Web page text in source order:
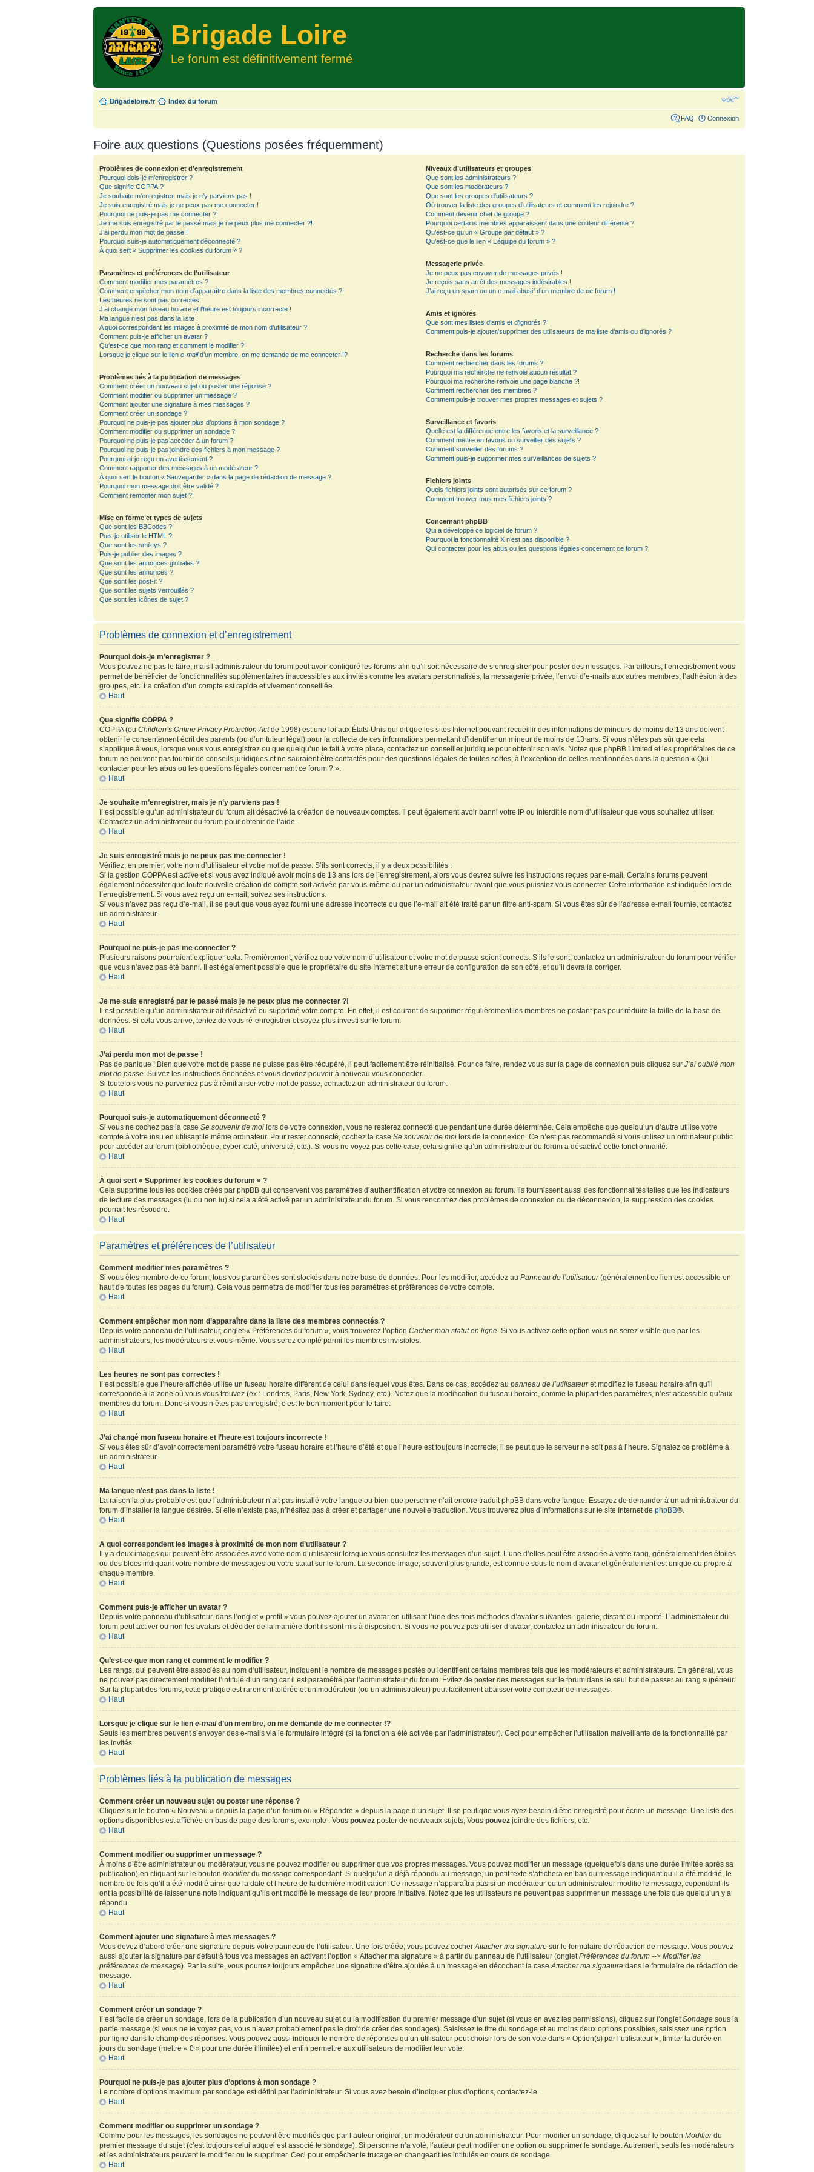
Brigade Loire
Le forum est définitivement fermé
Brigadeloire.fr Index du forum
FAQ Connexion
Foire aux questions (Questions posées fréquemment)
Problèmes de connexion et d’enregistrement
Pourquoi dois-je m’enregistrer ?
Que signifie COPPA ?
Je souhaite m’enregistrer, mais je n’y parviens pas !
Je suis enregistré mais je ne peux pas me connecter !
Pourquoi ne puis-je pas me connecter ?
Je me suis enregistré par le passé mais je ne peux plus me connecter ?!
J’ai perdu mon mot de passe !
Pourquoi suis-je automatiquement déconnecté ?
À quoi sert « Supprimer les cookies du forum » ?
Paramètres et préférences de l’utilisateur
Comment modifier mes paramètres ?
Comment empêcher mon nom d’apparaître dans la liste des membres connectés ?
Les heures ne sont pas correctes !
J’ai changé mon fuseau horaire et l’heure est toujours incorrecte !
Ma langue n’est pas dans la liste !
A quoi correspondent les images à proximité de mon nom d’utilisateur ?
Comment puis-je afficher un avatar ?
Qu’est-ce que mon rang et comment le modifier ?
Lorsque je clique sur le liene-maild’un membre, on me demande de me connecter !?
Problèmes liés à la publication de messages
Comment créer un nouveau sujet ou poster une réponse ?
Comment modifier ou supprimer un message ?
Comment ajouter une signature à mes messages ?
Comment créer un sondage ?
Pourquoi ne puis-je pas ajouter plus d’options à mon sondage ?
Comment modifier ou supprimer un sondage ?
Pourquoi ne puis-je pas accéder à un forum ?
Pourquoi ne puis-je pas joindre des fichiers à mon message ?
Pourquoi ai-je reçu un avertissement ?
Comment rapporter des messages à un modérateur ?
À quoi sert le bouton « Sauvegarder » dans la page de rédaction de message ?
Pourquoi mon message doit être validé ?
Comment remonter mon sujet ?
Mise en forme et types de sujets
Que sont les BBCodes ?
Puis-je utiliser le HTML ?
Que sont les smileys ?
Puis-je publier des images ?
Que sont les annonces globales ?
Que sont les annonces ?
Que sont les post-it ?
Que sont les sujets verrouillés ?
Que sont les icônes de sujet ?
Niveaux d’utilisateurs et groupes
Que sont les administrateurs ?
Que sont les modérateurs ?
Que sont les groupes d’utilisateurs ?
Où trouver la liste des groupes d’utilisateurs et comment les rejoindre ?
Comment devenir chef de groupe ?
Pourquoi certains membres apparaissent dans une couleur différente ?
Qu’est-ce qu’un « Groupe par défaut » ?
Qu’est-ce que le lien « L’équipe du forum » ?
Messagerie privée
Je ne peux pas envoyer de messages privés !
Je reçois sans arrêt des messages indésirables !
J’ai reçu un spam ou un e-mail abusif d’un membre de ce forum !
Amis et ignorés
Que sont mes listes d’amis et d’ignorés ?
Comment puis-je ajouter/supprimer des utilisateurs de ma liste d’amis ou d’ignorés ?
Recherche dans les forums
Comment rechercher dans les forums ?
Pourquoi ma recherche ne renvoie aucun résultat ?
Pourquoi ma recherche renvoie une page blanche ?!
Comment rechercher des membres ?
Comment puis-je trouver mes propres messages et sujets ?
Surveillance et favoris
Quelle est la différence entre les favoris et la surveillance ?
Comment mettre en favoris ou surveiller des sujets ?
Comment surveiller des forums ?
Comment puis-je supprimer mes surveillances de sujets ?
Fichiers joints
Quels fichiers joints sont autorisés sur ce forum ?
Comment trouver tous mes fichiers joints ?
Concernant phpBB
Qui a développé ce logiciel de forum ?
Pourquoi la fonctionnalité X n’est pas disponible ?
Qui contacter pour les abus ou les questions légales concernant ce forum ?
Problèmes de connexion et d’enregistrement
Pourquoi dois-je m’enregistrer ?
Vous pouvez ne pas le faire, mais l’administrateur du forum peut avoir configuré les forums afin qu’il soit nécessaire de s’enregistrer pour poster des messages. Par ailleurs, l’enregistrement vous
permet de bénéficier de fonctionnalités supplémentaires inaccessibles aux invités comme les avatars personnalisés, la messagerie privée, l’envoi d’e-mails aux autres membres, l’adhésion à des
groupes, etc. La création d’un compte est rapide et vivement conseillée.
Haut
Que signifie COPPA ?
COPPA (ouChildren’s Online Privacy Protection Actde 1998) est une loi aux États-Unis qui dit que les sites Internet pouvant recueillir des informations de mineurs de moins de 13 ans doivent
obtenir le consentement écrit des parents (ou d’un tuteur légal) pour la collecte de ces informations permettant d’identifier un mineur de moins de 13 ans. Si vous n’êtes pas sûr que cela
s’applique à vous, lorsque vous vous enregistrez ou que quelqu’un le fait à votre place, contactez un conseiller juridique pour obtenir son avis. Notez que phpBB Limited et les propriétaires de ce
forum ne peuvent pas fournir de conseils juridiques et ne sauraient être contactés pour des questions légales de toutes sortes, à l’exception de celles mentionnées dans la question « Qui
contacter pour les abus ou les questions légales concernant ce forum ? ».
Haut
Je souhaite m’enregistrer, mais je n’y parviens pas !
Il est possible qu’un administrateur du forum ait désactivé la création de nouveaux comptes. Il peut également avoir banni votre IP ou interdit le nom d’utilisateur que vous souhaitez utiliser.
Contactez un administrateur du forum pour obtenir de l’aide.
Haut
Je suis enregistré mais je ne peux pas me connecter !
Vérifiez, en premier, votre nom d’utilisateur et votre mot de passe. S’ils sont corrects, il y a deux possibilités :
Si la gestion COPPA est active et si vous avez indiqué avoir moins de 13 ans lors de l’enregistrement, alors vous devrez suivre les instructions reçues par e-mail. Certains forums peuvent
également nécessiter que toute nouvelle création de compte soit activée par vous-même ou par un administrateur avant que vous puissiez vous connecter. Cette information est indiquée lors de
l’enregistrement. Si vous avez reçu un e-mail, suivez ses instructions.
Si vous n’avez pas reçu d’e-mail, il se peut que vous ayez fourni une adresse incorrecte ou que l’e-mail ait été traité par un filtre anti-spam. Si vous êtes sûr de l’adresse e-mail fournie, contactez
un administrateur.
Haut
Pourquoi ne puis-je pas me connecter ?
Plusieurs raisons pourraient expliquer cela. Premièrement, vérifiez que votre nom d’utilisateur et votre mot de passe soient corrects. S’ils le sont, contactez un administrateur du forum pour vérifier
que vous n’avez pas été banni. Il est également possible que le propriétaire du site Internet ait une erreur de configuration de son côté, et qu’il devra la corriger.
Haut
Je me suis enregistré par le passé mais je ne peux plus me connecter ?!
Il est possible qu’un administrateur ait désactivé ou supprimé votre compte. En effet, il est courant de supprimer régulièrement les membres ne postant pas pour réduire la taille de la base de
données. Si cela vous arrive, tentez de vous ré-enregistrer et soyez plus investi sur le forum.
Haut
J’ai perdu mon mot de passe !
Pas de panique ! Bien que votre mot de passe ne puisse pas être récupéré, il peut facilement être réinitialisé. Pour ce faire, rendez vous sur la page de connexion puis cliquez surJ’ai oublié mon
mot de passe. Suivez les instructions énoncées et vous devriez pouvoir à nouveau vous connecter.
Si toutefois vous ne parveniez pas à réinitialiser votre mot de passe, contactez un administrateur du forum.
Haut
Pourquoi suis-je automatiquement déconnecté ?
Si vous ne cochez pas la caseSe souvenir de moi lors de votre connexion, vous ne resterez connecté que pendant une durée déterminée. Cela empêche que quelqu’un d’autre utilise votre
compte à votre insu en utilisant le même ordinateur. Pour rester connecté, cochez la caseSe souvenir de moi lors de la connexion. Ce n’est pas recommandé si vous utilisez un ordinateur public
pour accéder au forum (bibliothèque, cyber-café, université, etc.). Si vous ne voyez pas cette case, cela signifie qu’un administrateur du forum a désactivé cette fonctionnalité.
Haut
À quoi sert « Supprimer les cookies du forum » ?
Cela supprime tous les cookies créés par phpBB qui conservent vos paramètres d’authentification et votre connexion au forum. Ils fournissent aussi des fonctionnalités telles que les indicateurs
de lecture des messages (lu ou non lu) si cela a été activé par un administrateur du forum. Si vous rencontrez des problèmes de connexion ou de déconnexion, la suppression des cookies
pourrait les résoudre.
Haut
Paramètres et préférences de l’utilisateur
Comment modifier mes paramètres ?
Si vous êtes membre de ce forum, tous vos paramètres sont stockés dans notre base de données. Pour les modifier, accédez auPanneau de l’utilisateur(généralement ce lien est accessible en
haut de toutes les pages du forum). Cela vous permettra de modifier tous les paramètres et préférences de votre compte.
Haut
Comment empêcher mon nom d’apparaître dans la liste des membres connectés ?
Depuis votre panneau de l’utilisateur, onglet « Préférences du forum », vous trouverez l’optionCacher mon statut en ligne. Si vous activez cette option vous ne serez visible que par les
administrateurs, les modérateurs et vous-même. Vous serez compté parmi les membres invisibles.
Haut
Les heures ne sont pas correctes !
Il est possible que l’heure affichée utilise un fuseau horaire différent de celui dans lequel vous êtes. Dans ce cas, accédez aupanneau de l’utilisateuret modifiez le fuseau horaire afin qu’il
corresponde à la zone où vous vous trouvez (ex : Londres, Paris, New York, Sydney, etc.). Notez que la modification du fuseau horaire, comme la plupart des paramètres, n’est accessible qu’aux
membres du forum. Donc si vous n’êtes pas enregistré, c’est le bon moment pour le faire.
Haut
J’ai changé mon fuseau horaire et l’heure est toujours incorrecte !
Si vous êtes sûr d’avoir correctement paramétré votre fuseau horaire et l’heure d’été et que l’heure est toujours incorrecte, il se peut que le serveur ne soit pas à l’heure. Signalez ce problème à
un administrateur.
Haut
Ma langue n’est pas dans la liste !
La raison la plus probable est que l’administrateur n’ait pas installé votre langue ou bien que personne n’ait encore traduit phpBB dans votre langue. Essayez de demander à un administrateur du
forum d’installer la langue désirée. Si elle n’existe pas, n’hésitez pas à créer et partager une nouvelle traduction. Vous trouverez plus d’informations sur le site Internet dephpBB®.
Haut
A quoi correspondent les images à proximité de mon nom d’utilisateur ?
Il y a deux images qui peuvent être associées avec votre nom d’utilisateur lorsque vous consultez les messages d’un sujet. L’une d’elles peut être associée à votre rang, généralement des étoiles
ou des blocs indiquant votre nombre de messages ou votre statut sur le forum. La seconde image, souvent plus grande, est connue sous le nom d’avatar et généralement est unique ou propre à
chaque membre.
Haut
Comment puis-je afficher un avatar ?
Depuis votre panneau d’utilisateur, dans l’onglet « profil » vous pouvez ajouter un avatar en utilisant l’une des trois méthodes d’avatar suivantes : galerie, distant ou importé. L’administrateur du
forum peut activer ou non les avatars et décider de la manière dont ils sont mis à disposition. Si vous ne pouvez pas utiliser d’avatar, contactez un administrateur du forum.
Haut
Qu’est-ce que mon rang et comment le modifier ?
Les rangs, qui peuvent être associés au nom d’utilisateur, indiquent le nombre de messages postés ou identifient certains membres tels que les modérateurs et administrateurs. En général, vous
ne pouvez pas directement modifier l’intitulé d’un rang car il est paramétré par l’administrateur du forum. Évitez de poster des messages sur le forum dans le seul but de passer au rang supérieur.
Sur la plupart des forums, cette pratique est rarement tolérée et un modérateur (ou un administrateur) peut facilement abaisser votre compteur de messages.
Haut
Lorsque je clique sur le liene-maild’un membre, on me demande de me connecter !?
Seuls les membres peuvent s’envoyer des e-mails via le formulaire intégré (si la fonction a été activée par l’administrateur). Ceci pour empêcher l’utilisation malveillante de la fonctionnalité par
les invités.
Haut
Problèmes liés à la publication de messages
Comment créer un nouveau sujet ou poster une réponse ?
Cliquez sur le bouton « Nouveau » depuis la page d’un forum ou « Répondre » depuis la page d’un sujet. Il se peut que vous ayez besoin d’être enregistré pour écrire un message. Une liste des
options disponibles est affichée en bas de page des forums, exemple : Vouspouvez poster de nouveaux sujets, Vouspouvez joindre des fichiers, etc.
Haut
Comment modifier ou supprimer un message ?
À moins d’être administrateur ou modérateur, vous ne pouvez modifier ou supprimer que vos propres messages. Vous pouvez modifier un message (quelquefois dans une durée limitée après sa
publication) en cliquant sur le boutonmodifierdu message correspondant. Si quelqu’un a déjà répondu au message, un petit texte s’affichera en bas du message indiquant qu’il a été modifié, le
nombre de fois qu’il a été modifié ainsi que la date et l’heure de la dernière modification. Ce message n’apparaîtra pas si un modérateur ou un administrateur modifie le message, cependant ils
ont la possibilité de laisser une note indiquant qu’ils ont modifié le message de leur propre initiative. Notez que les utilisateurs ne peuvent pas supprimer un message une fois que quelqu’un y a
répondu.
Haut
Comment ajouter une signature à mes messages ?
Vous devez d’abord créer une signature depuis votre panneau de l’utilisateur. Une fois créée, vous pouvez cocherAttacher ma signature sur le formulaire de rédaction de message. Vous pouvez
aussi ajouter la signature par défaut à tous vos messages en activant l’option « Attacher ma signature » à partir du panneau de l’utilisateur (ongletPréférences du forum --> Modifier les
préférences de message). Par la suite, vous pourrez toujours empêcher une signature d’être ajoutée à un message en décochant la caseAttacher ma signature dans le formulaire de rédaction de
message.
Haut
Comment créer un sondage ?
Il est facile de créer un sondage, lors de la publication d’un nouveau sujet ou la modification du premier message d’un sujet (si vous en avez les permissions), cliquez sur l’ongletSondage sous la
partie message (si vous ne le voyez pas, vous n’avez probablement pas le droit de créer des sondages). Saisissez le titre du sondage et au moins deux options possibles, saisissez une option
par ligne dans le champ des réponses. Vous pouvez aussi indiquer le nombre de réponses qu’un utilisateur peut choisir lors de son vote dans « Option(s) par l’utilisateur », limiter la durée en
jours du sondage (mettre « 0 » pour une durée illimitée) et enfin permettre aux utilisateurs de modifier leur vote.
Haut
Pourquoi ne puis-je pas ajouter plus d’options à mon sondage ?
Le nombre d’options maximum par sondage est défini par l’administrateur. Si vous avez besoin d’indiquer plus d’options, contactez-le.
Haut
Comment modifier ou supprimer un sondage ?
Comme pour les messages, les sondages ne peuvent être modifiés que par l’auteur original, un modérateur ou un administrateur. Pour modifier un sondage, cliquez sur le boutonModifierdu
premier message du sujet (c’est toujours celui auquel est associé le sondage). Si personne n’a voté, l’auteur peut modifier une option ou supprimer le sondage. Autrement, seuls les modérateurs
et les administrateurs peuvent le modifier ou le supprimer. Ceci pour empêcher le trucage en changeant les intitulés en cours de sondage.
Haut